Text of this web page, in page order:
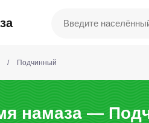
/ Подчинный
намаза —